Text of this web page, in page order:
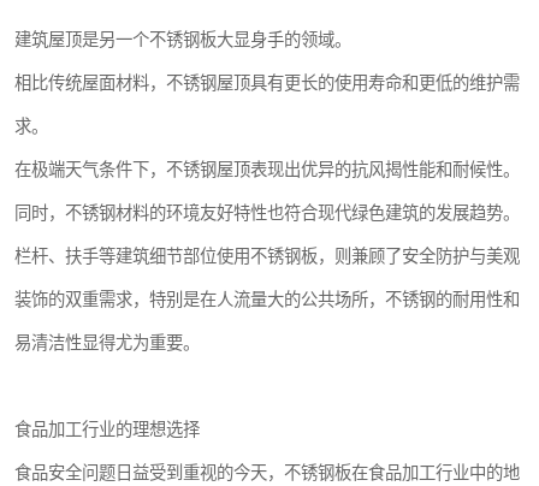
建筑屋顶是另一个不锈钢板大显身手的领域。
相比传统屋面材料，不锈钢屋顶具有更长的使用寿命和更低的维护需
求。
在极端天气条件下，不锈钢屋顶表现出优异的抗风揭性能和耐候性。
同时，不锈钢材料的环境友好特性也符合现代绿色建筑的发展趋势。
栏杆、扶手等建筑细节部位使用不锈钢板，则兼顾了安全防护与美观
装饰的双重需求，特别是在人流量大的公共场所，不锈钢的耐用性和
易清洁性显得尤为重要。
食品加工行业的理想选择
食品安全问题日益受到重视的今天，不锈钢板在食品加工行业中的地